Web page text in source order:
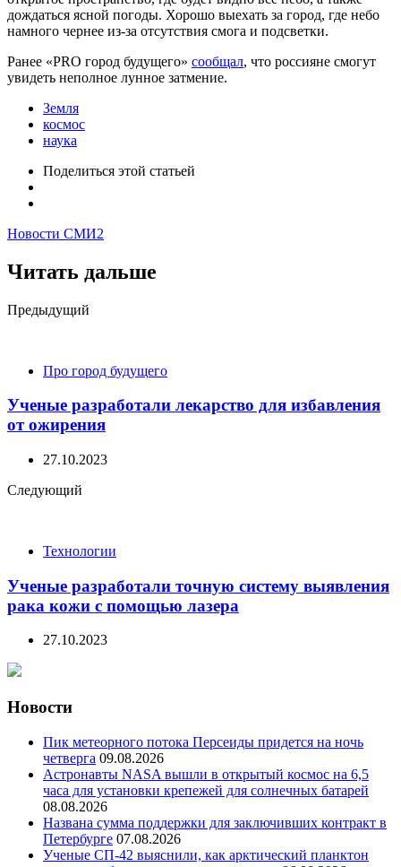
дождаться ясной погоды. Хорошо выехать за город, где небо
намного чернее из-за отсутствия смога и подсветки.
Ранее «PRO город будущего» сообщал, что россияне смогут
увидеть неполное лунное затмение.
Земля
космос
наука
Поделиться этой статьей
Новости СМИ2
Читать дальше
Post
Предыдущий
Про город будущего
Ученые разработали лекарство для избавления
от ожирения
27.10.2023
Следующий
Технологии
Ученые разработали точную систему выявления
рака кожи с помощью лазера
27.10.2023
Новости
Пик метеорного потока Персеиды придется на ночь
четверга 09.08.2026
Астронавты NASA вышли в открытый космос на 6,5
часа для установки крепежей для солнечных батарей
08.08.2026
Названа сумма поддержки для заключивших контракт в
Петербурге 07.08.2026
Ученые СП-42 выяснили, как арктический планктон